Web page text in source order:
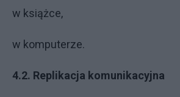
w książce,
w komputerze.
4.2. Replikacja komunikacyjna